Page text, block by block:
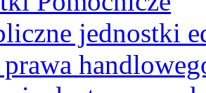
jednostki
prawa